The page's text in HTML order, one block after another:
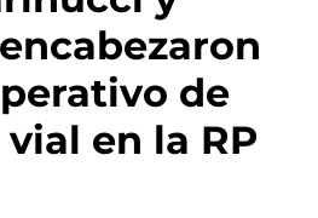
de
en la RP